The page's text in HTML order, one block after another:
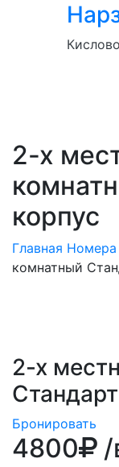
2-х
корпус
Главная
комнатный
2-х
Бронировать
4800
/